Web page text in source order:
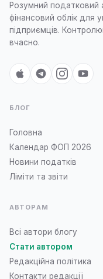
Розумний податковий
фінансовий облік для
підприємців.
вчасно.
БЛОГ
Головна
Календар ФОП 2026
Новини податків
Ліміти та звіти
АВТОРАМ
Всі автори блогу
Стати автором
Редакційна політика
Контакти редакції